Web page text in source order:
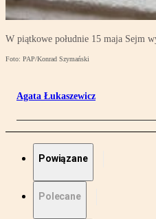
W piątkowe południe 15 maja Sejm
Foto: PAP/Konrad Szymański
Agata Łukaszewicz
Powiązane
Polecane